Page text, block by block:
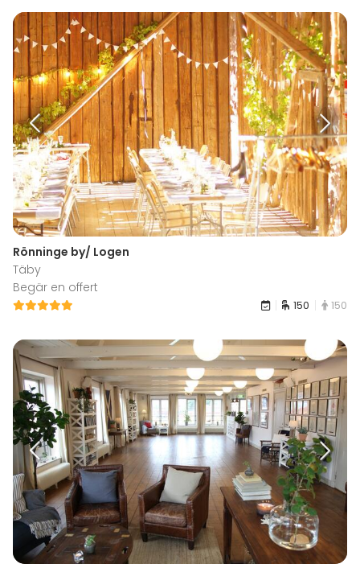
Rönninge by/ Logen
Täby
Begär en offert
150 150